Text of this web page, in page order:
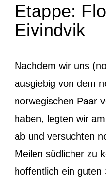
Etappe:
Eivindvik
Nachdem wir uns
ausgiebig von dem
norwegischen Paar
haben, legten wir
ab und versuchten
Meilen südlicher zu
hoffentlich ein guten